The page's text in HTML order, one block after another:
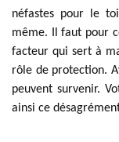
néfastes pour le
même. Il faut pour
facteur qui sert à
rôle de protection.
peuvent survenir.
ainsi ce